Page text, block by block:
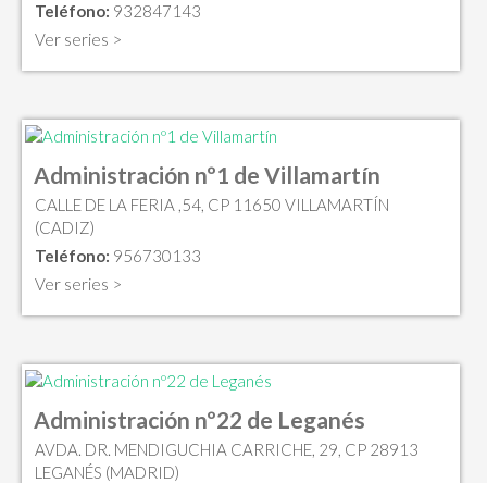
Teléfono: 932847143
Ver series >
Administración nº1 de Villamartín
CALLE DE LA FERIA ,54, CP 11650 VILLAMARTÍN
(CADIZ)
Teléfono: 956730133
Ver series >
Administración nº22 de Leganés
AVDA. DR. MENDIGUCHIA CARRICHE, 29, CP 28913
LEGANÉS (MADRID)